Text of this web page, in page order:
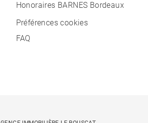
Honoraires BARNES Bordeaux
Préférences cookies
FAQ